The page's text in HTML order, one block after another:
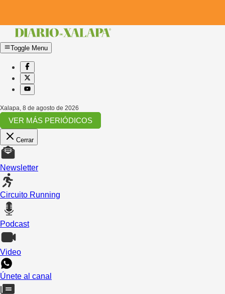
Toggle Menu
Xalapa, 8 de agosto de 2026
VER MÁS PERIÓDICOS
Cerrar
Newsletter
Circuito Running
Podcast
Video
Únete al canal